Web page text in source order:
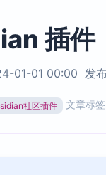
插
01-01 00:00 发
社区插件 文章标签